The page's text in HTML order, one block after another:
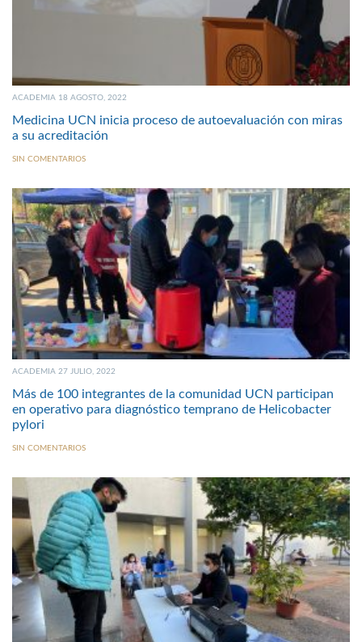
ACADEMIA 18 AGOSTO, 2022
Medicina UCN inicia proceso de autoevaluación con miras
a su acreditación
SIN COMENTARIOS
ACADEMIA 27 JULIO, 2022
Más de 100 integrantes de la comunidad UCN participan
en operativo para diagnóstico temprano de Helicobacter
pylori
SIN COMENTARIOS